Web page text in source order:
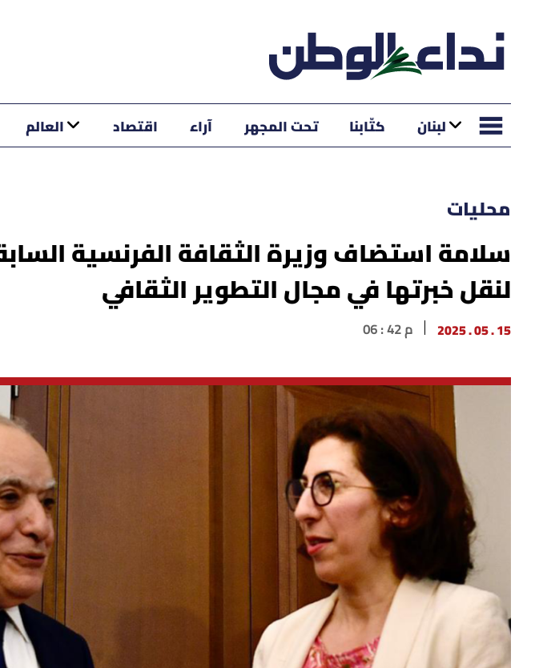
لبنان كتّابنا تحت المجهر آراء اقتصاد العالم
محليات
سلامة استضاف وزيرة الثقافة الفرنسية
لنقل خبرتها في مجال التطوير الثقافي
15 . 05 . 2025 06 : 42 م